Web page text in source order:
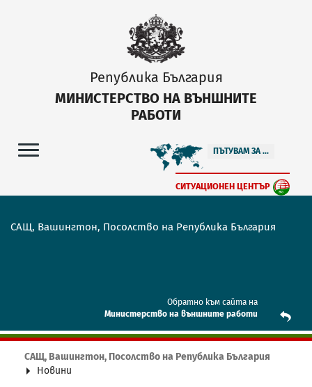
Република България
МИНИСТЕРСТВО НА ВЪНШНИТЕ
РАБОТИ
ПЪТУВАМ ЗА ...
СИТУАЦИОНЕН ЦЕНТЪР
САЩ, Вашингтон, Посолство на Република България
Обратно към сайта на
Mинистерство на външните работи
САЩ, Вашингтон, Посолство на Република България
Новини